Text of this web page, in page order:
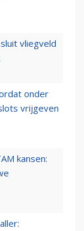
vliegveld
onder
vrijgeven
kansen: